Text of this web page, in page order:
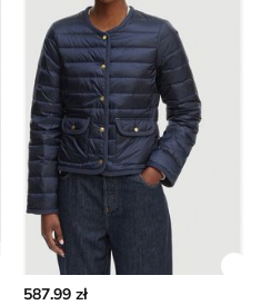
Zobacz szczegóły produktu
587.99 zł